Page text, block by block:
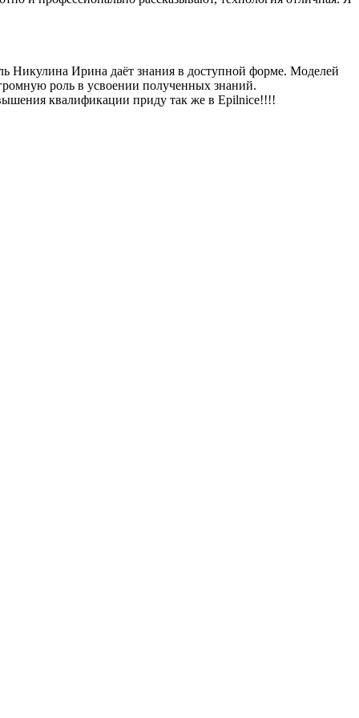
Никулина Ирина даёт знания в доступной форме. Моделей
роль в усвоении полученных знаний.
квалификации приду так же в Epilnice!!!!